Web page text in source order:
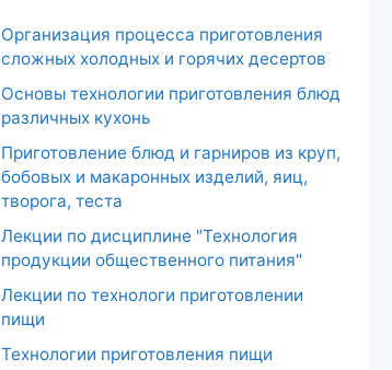
Организация процесса приготовления
сложных холодных и горячих десертов
Основы технологии приготовления блюд
различных кухонь
Приготовление блюд и гарниров из круп,
бобовых и макаронных изделий, яиц,
творога, теста
Лекции по дисциплине "Технология
продукции общественного питания"
Лекции по технологи приготовлении
пищи
Технологии приготовления пищи